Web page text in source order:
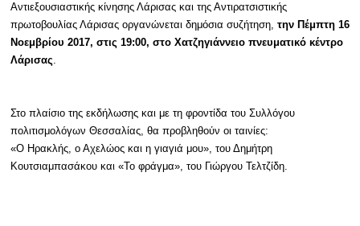
Πολιτισμός
Αντιεξουσιαστικής κίνησης Λάρισας και της Αντιρατσιστικής
πρωτοβουλίας Λάρισας οργανώνεται δημόσια συζήτηση, την Πέμπτη 16
Νοεμβρίου 2017, στις 19:00, στο Χατζηγιάννειο πνευματικό κέντρο
Λάρισας.
Στο πλαίσιο της εκδήλωσης και με τη φροντίδα του Συλλόγου
πολιτισμολόγων Θεσσαλίας, θα προβληθούν οι ταινίες:
«Ο Ηρακλής, ο Αχελώος και η γιαγιά μου», του Δημήτρη
Κουτσιαμπασάκου και «Το φράγμα», του Γιώργου Τελτζίδη.